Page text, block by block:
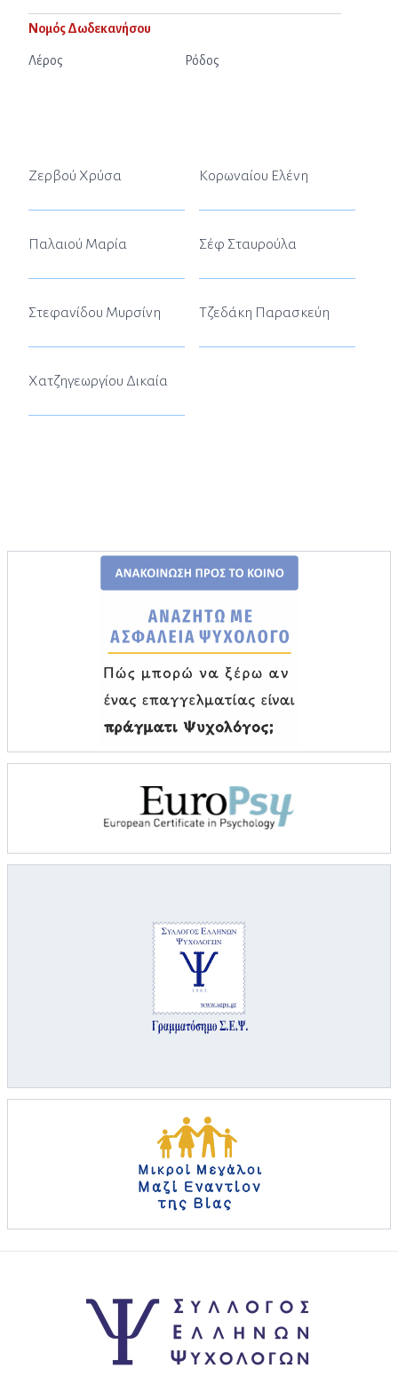
Νομός Δωδεκανήσου
Λέρος Ρόδος
Ζερβού Χρύσα Κορωναίου Ελένη
Παλαιού Μαρία Σέφ Σταυρούλα
Στεφανίδου Μυρσίνη Τζεδάκη Παρασκεύη
Χατζηγεωργίου Δικαία